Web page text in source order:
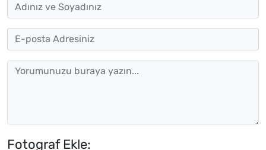
Fotograf Ekle: